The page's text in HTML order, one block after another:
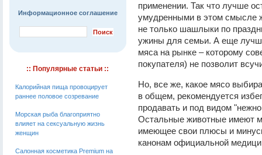
Информационное соглашение
:: Популярные статьи ::
Калорийная пища провоцирует
раннее половое созревание
Морская рыба благоприятно
влияет на сексуальную жизнь
женщин
Салонная косметика Premium на
применении. Так что лучше
умудренными в этом смысле
не только шашлыки по
ужины для семьи. А еще
мяса на рынке – которому
покупателя) не позволит
Но, все же, какое мясо
в общем, рекомендуется
продавать и под видом
Остальные животные имеют
имеющее свои плюсы и
канонам официальной